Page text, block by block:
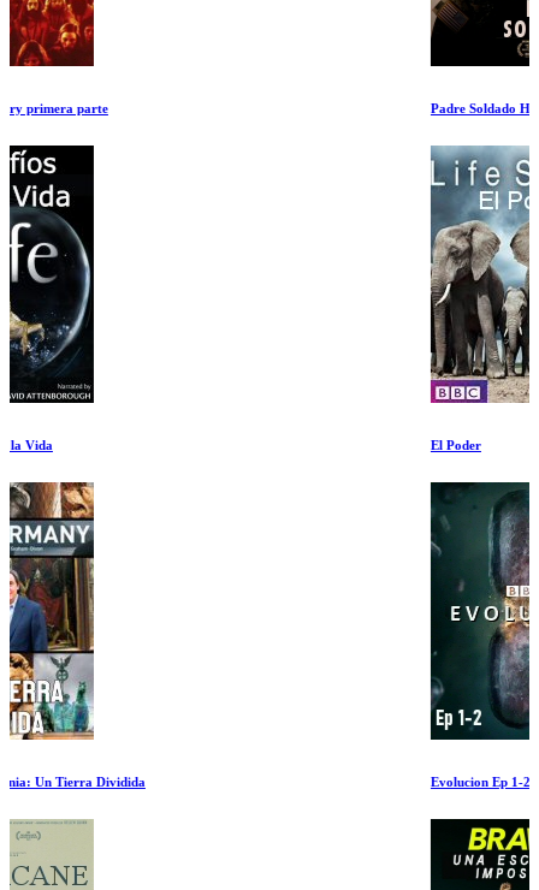
Padre Soldado Hijo
Evolucion Ep 1-2